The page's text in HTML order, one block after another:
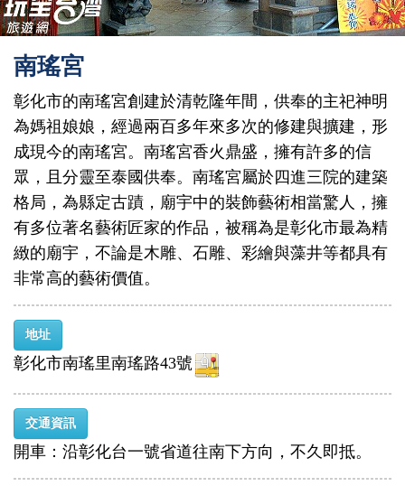
南瑤宮
彰化市的南瑤宮創建於清乾隆年間，供奉的主祀神明
為媽祖娘娘，經過兩百多年來多次的修建與擴建，形
成現今的南瑤宮。南瑤宮香火鼎盛，擁有許多的信
眾，且分靈至泰國供奉。南瑤宮屬於四進三院的建築
格局，為縣定古蹟，廟宇中的裝飾藝術相當驚人，擁
有多位著名藝術匠家的作品，被稱為是彰化市最為精
緻的廟宇，不論是木雕、石雕、彩繪與藻井等都具有
非常高的藝術價值。
地址
彰化市南瑤里南瑤路43號
交通資訊
開車：沿彰化台一號省道往南下方向，不久即抵。